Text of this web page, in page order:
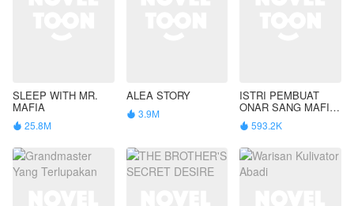
SLEEP WITH MR.
MAFIA
 25.8M
ALEA STORY
 3.9M
ISTRI PEMBUAT
ONAR SANG MAFIA
KEJAM
 593.2K